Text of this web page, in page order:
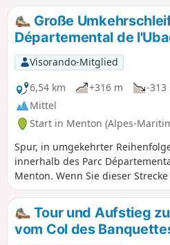
und eine abwechslungsreiche
Umgebung bieten.
Große
Départemental de
Visorando-Mitglied
6,54 km
+316 m -313
Mittel
Start in Menton (Alpes-
Spur, in umgekehrter
innerhalb des Parc
Menton. Wenn Sie dieser
Aufstieg, vorbei an schattigen
mit genügend Platz für eine
einer breiten, sonnigen Piste.
Tour und Aufstieg
vom Col des